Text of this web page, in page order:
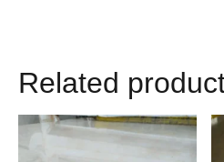
Related